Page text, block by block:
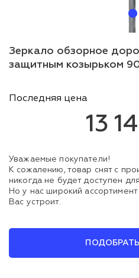
Зеркало обзорное
защитным козырьком
Последняя цена
13
Уважаемые покупатели!
К сожалению, товар снят с
никогда не будет доступен
Но у нас широкий ассортимент
Вас устроит.